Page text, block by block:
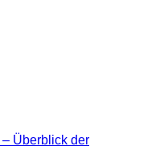
Überblick der